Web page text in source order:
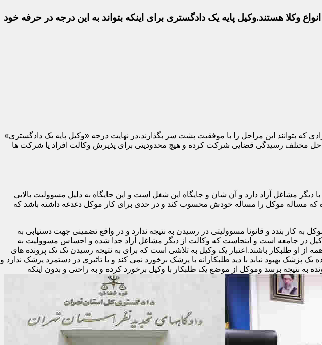
وکلا هستند.وکیل پایه یک دادگستری برای اینکه بتواند به این درجه در حرفه خود
بتوانند این مراحل را با موفقیت پشت سر بگذارند،در نهایت درجه «وکیل پایه یک دادگستری»
مختلف رسیدگی قضایی شرکت کرده و هیچ محدودیتی برای پذیرش وکالت افراد یا شرکت ها
مشاغل آزاد دارد و آن شان و جایگاه این شغل است و این جایگاه به دلیل مسوولیت بالایی
مساله موکل را مساله خودش محسوب کند و در حدی برای کار موکل دغدغه داشته باشد که
کار بندد و قانونا مسوولیتی در رسیدن به نتیجه ندارد و در واقع تضمینی جهت دستیابی به
وکیل در جامعه است و اینجاست که وکالت از دیگر مشاغل آزاد جدا شده و احساس مسوولیت به
او طلبکار باشند.اعتبار یک وکیل به تلاشی است که برای به نتیجه رسیدن تک تک پرونده های
پزشک بهبود نیابد با دید طلبکارانه با پزشک برخورد نمی کند و یا تاثیری در دستمزد پزشک ندارد و
به نتیجه برسد وموکل از موضع یک طلبکار با وکیل برخورد کرده و به راحتی و بدون اینکه